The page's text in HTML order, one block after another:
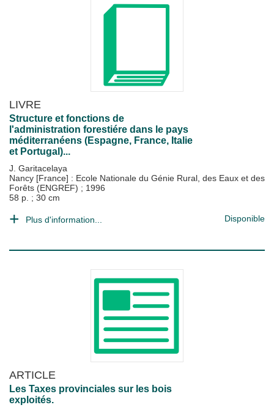
LIVRE
Structure et fonctions de
l'administration forestiére dans le pays
méditerranéens (Espagne, France, Italie
et Portugal)...
J. Garitacelaya
Nancy [France] : Ecole Nationale du Génie Rural, des Eaux et des
Forêts (ENGREF) ; 1996
58 p. ; 30 cm
Plus d'information... Disponible
ARTICLE
Les Taxes provinciales sur les bois
exploités.